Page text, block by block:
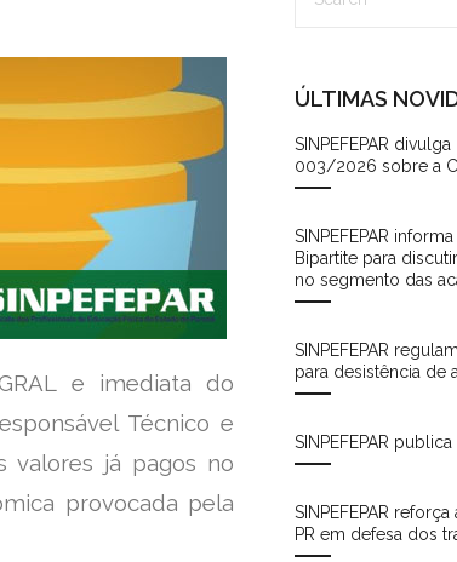
e imediata do
Técnico e
valores já pagos no
provocada pela
ÚLTIMAS
SINPEFEPAR
003/2026 sobre a
SINPEFEPAR
Bipartite para
no segmento das
SINPEFEPAR
para desistência de
SINPEFEPAR
SINPEFEPAR
PR em defesa dos